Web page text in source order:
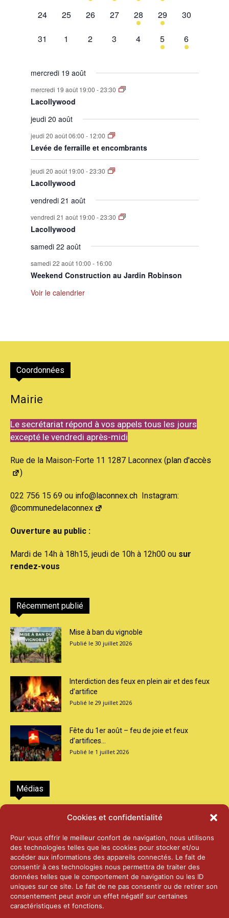
Cookies et confidentialité
Pour vous offrir le meilleur confort de navigation, nous utilisons
des technologies telles que les cookies pour stocker et/ou
accéder aux informations des appareils connectés. Le fait de
consentir à ces technologies nous permettra de traiter des
données telles que le comportement de navigation ou les ID
uniques sur ce site. Le fait de ne pas consentir ou de retirer son
consentement peut avoir un effet négatif sur certaines
caractéristiques et fonctions.
évènement,évènement,évènements,évènement,évènements,
0
24
0
25
0
26
0
évènement,
27
1
évènement,
28
1
évènement,
29
0
30
0
31
0
1
0
2
0
3
0
évènement,
4
1
évènement,
5
1
évènement,
6
mercredi 19 août
mercredi 19 août 19:00 -23:30
Lacollywood
jeudi 20 août
jeudi 20 août 06:00 - 12:00
Levée de ferraille et encombrants
jeudi 20 août 19:00 -23:30
Lacollywood
vendredi 21 août
vendredi 21 août 19:00 -23:30
Lacollywood
samedi 22 août
samedi 22 août 10:00 - 16:00
Weekend Construction au Jardin Robinson
Voir le calendrier
Coordonnées
Mairie
Le secrétariat répond à vos appels tous les jours
excepté le vendredi après-midi
Rue de la Maison-Forte 11 1287 Laconnex (plan d'accès
)
022 756 15 69 ou info@laconnex.ch Instagram:
@communedelaconnex
Ouverture au public :
Mardi de 14h à 18h15, jeudi de 10h à 12h00 ou sur
rendez-vous
Récemment publié
Mise à ban du vignoble
30 juillet 2026
Interdiction des feux en plein air et des feux
d’artifice
29 juillet 2026
Fête du 1er août – feu de joie et feux
d’artifices...
1 juillet 2026
Médias
2026 – Laiterie d’Orsières et Abbaye de St-
25 juin 2026
2025 – Palais Fédéral – Berne
25 juin 2026